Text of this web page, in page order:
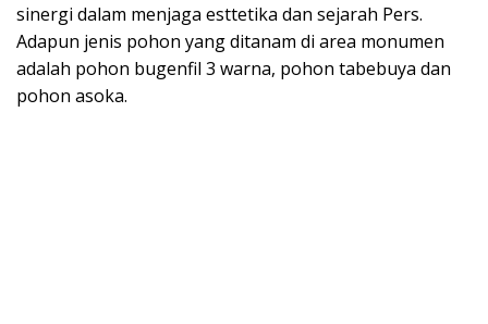
sinergi dalam menjaga esttetika dan sejarah Pers.
Adapun jenis pohon yang ditanam di area monumen
adalah pohon bugenfil 3 warna, pohon tabebuya dan
pohon asoka.